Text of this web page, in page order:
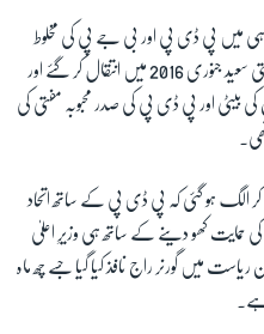
میں پی ڈی پی اور بی جے پی کی مخلوط
حکومت مارچ 2015 میں قائم کی گئی تھی۔ مفتی سعید جنوری 2016 میں انتقال کر گئے اور
بیٹی اور پی ڈی پی کی صدر محبوبہ مفتی کی
کر الگ ہو گئی کہ پی ڈی پی کے ساتھ اتحاد
کی حمایت کھو دینے کے ساتھ ہی وزیرِ اعلیٰ
میں گورنر راج نافذ کیا گیا جسے چھ ماہ